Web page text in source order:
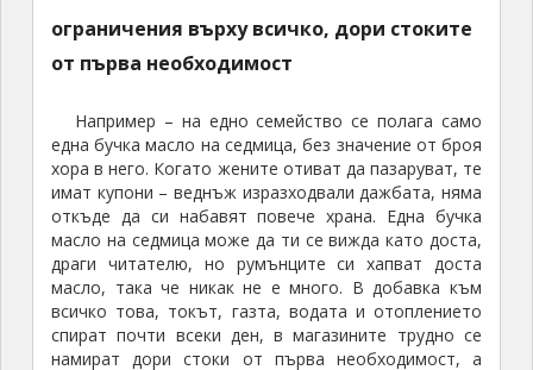
ограничения върху всичко, дори стоките
от първа необходимост
Например – на едно семейство се полага само
една бучка масло на седмица, без значение от броя
хора в него. Когато жените отиват да пазаруват, те
имат купони – веднъж изразходвали дажбата, няма
откъде да си набавят повече храна. Една бучка
масло на седмица може да ти се вижда като доста,
драги читателю, но румънците си хапват доста
масло, така че никак не е много. В добавка към
всичко това, токът, газта, водата и отоплението
спират почти всеки ден, в магазините трудно се
намират дори стоки от първа необходимост, а